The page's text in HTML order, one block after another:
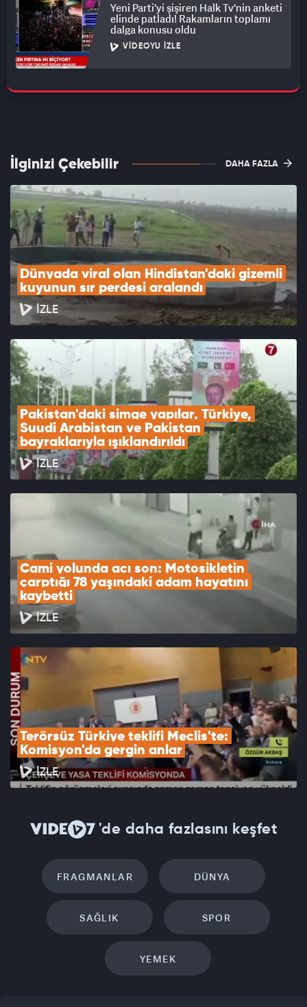
Yeni Parti'yi şişiren Halk Tv'nin anketi
elinde patladı! Rakamların toplamı
dalga konusu oldu
VIDEOYU İZLE
İlginizi Çekebilir DAHA FAZLA
Dünyada viral olan Hindistan'daki gizemli
kuyunun sır perdesi aralandı
İZLE
Pakistan'daki simge yapılar, Türkiye,
Suudi Arabistan ve Pakistan
bayraklarıyla ışıklandırıldı
İZLE
Cami yolunda acı son: Motosikletin
çarptığı 78 yaşındaki adam hayatını
kaybetti
İZLE
Terörsüz Türkiye teklifi Meclis'te:
Komisyon'da gergin anlar
İZLE
'de daha fazlasını keşfet
FRAGMANLAR DÜNYA
SAĞLIK SPOR
YEMEK